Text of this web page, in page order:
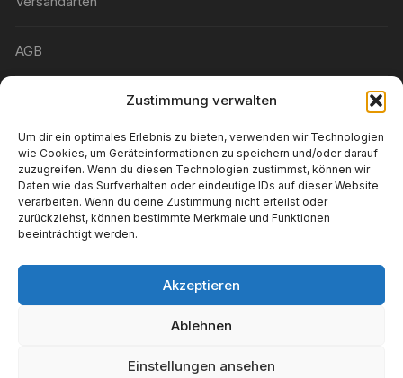
Zustimmung verwalten
Um dir ein optimales Erlebnis zu bieten, verwenden wir Technologien
wie Cookies, um Geräteinformationen zu speichern und/oder darauf
zuzugreifen. Wenn du diesen Technologien zustimmst, können wir
Daten wie das Surfverhalten oder eindeutige IDs auf dieser Website
verarbeiten. Wenn du deine Zustimmung nicht erteilst oder
zurückziehst, können bestimmte Merkmale und Funktionen
beeinträchtigt werden.
Akzeptieren
Ablehnen
Einstellungen ansehen
AGB
Widerrufsbelehrung
Wunschliste
Konto-Details
Impressum